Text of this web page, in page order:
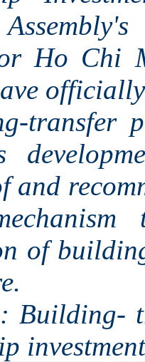
Ho Chi
transfer
and
of
: Building-